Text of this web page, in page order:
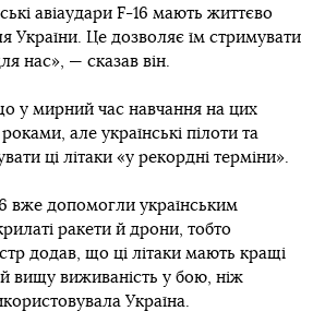
авіаудари F-16 мають життєво
України. Це дозволяє їм стримувати
нас», — сказав він.
у мирний час навчання на цих
але українські пілоти та
ці літаки «у рекордні терміни».
вже допомогли українським
ракети й дрони, тобто
додав, що ці літаки мають кращі
й вищу виживаність у бою, ніж
Україна.